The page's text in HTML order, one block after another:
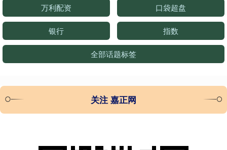
万利配资 口袋超盘
银行 指数
全部话题标签
关注 嘉正网